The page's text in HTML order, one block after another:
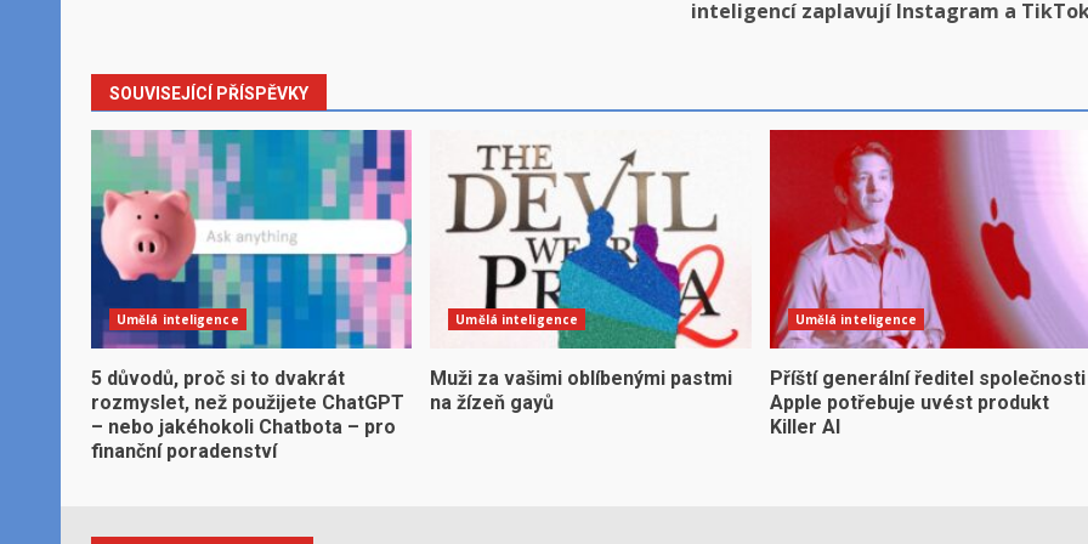
inteligencí zaplavují Instagram a
SOUVISEJÍCÍ PŘÍSPĚVKY
Umělá inteligence
5 důvodů, proč si to dvakrát
rozmyslet, než použijete ChatGPT
– nebo jakéhokoli Chatbota – pro
finanční poradenství
Umělá inteligence
Muži za vašimi oblíbenými pastmi
na žízeň gayů
Umělá inteligence
Příští generální ředitel společnosti
Apple potřebuje uvést produkt
Killer AI